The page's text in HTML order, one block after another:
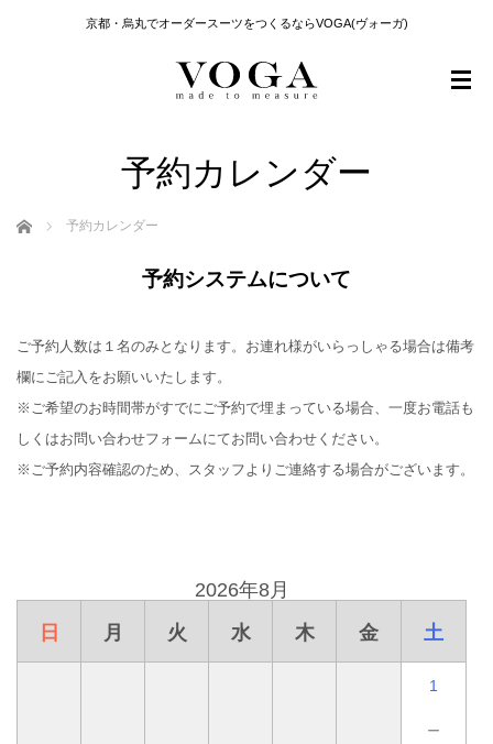
京都・烏丸でオーダースーツをつくるならVOGA(ヴォーガ)
予約カレンダー
ホーム 予約カレンダー
予約システムについて
ご予約人数は１名のみとなります。お連れ様がいらっしゃる場合は備考
欄にご記入をお願いいたします。
※ご希望のお時間帯がすでにご予約で埋まっている場合、一度お電話も
しくはお問い合わせフォームにてお問い合わせください。
※ご予約内容確認のため、スタッフよりご連絡する場合がございます。
2026年8月
日
月 火 水 木 金 土
1
－